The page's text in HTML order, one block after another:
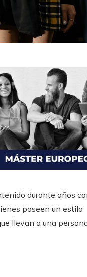
durante años
poseen un estilo
llevan a una